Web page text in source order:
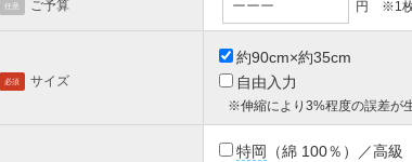
任意 ご予算 円 ※1枚
必須 サイズ
約90cm×約35cm
自由入力
※伸縮により3%程度の誤差が
特岡
（綿 100％）／高級